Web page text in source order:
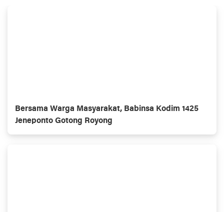
Bersama Warga Masyarakat, Babinsa Kodim 1425
Jeneponto Gotong Royong